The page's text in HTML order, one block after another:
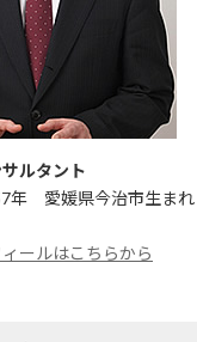
ルタント
年 愛媛県今治市生まれ
ールはこちらから